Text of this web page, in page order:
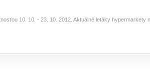
10. 10. - 23. 10. 2012. Aktuálné letáky hypermarkety